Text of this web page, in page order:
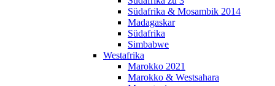
Südafrika & Mosambik 2014
Madagaskar
Südafrika
Simbabwe
Westafrika
Marokko 2021
Marokko & Westsahara